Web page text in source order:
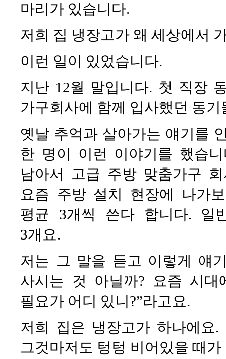
마리가 있습니다.
저희 집 냉장고가 왜 세상에서
이런 일이 있었습니다.
지난 12월 말입니다. 첫 직장
가구회사에 함께 입사했던 동
옛날 추억과 살아가는 얘기를
한 명이 이런 이야기를 했습
남아서 고급 주방 맞춤가구
요즘 주방 설치 현장에 나가
평균 3개씩 쓴다 합니다. 일
3개요.
저는 그 말을 듣고 이렇게 얘
사시는 것 아닐까? 요즘 시
필요가 어디 있니?”라고요.
저희 집은 냉장고가 하나에요
그것마저도 텅텅 비어있을 때